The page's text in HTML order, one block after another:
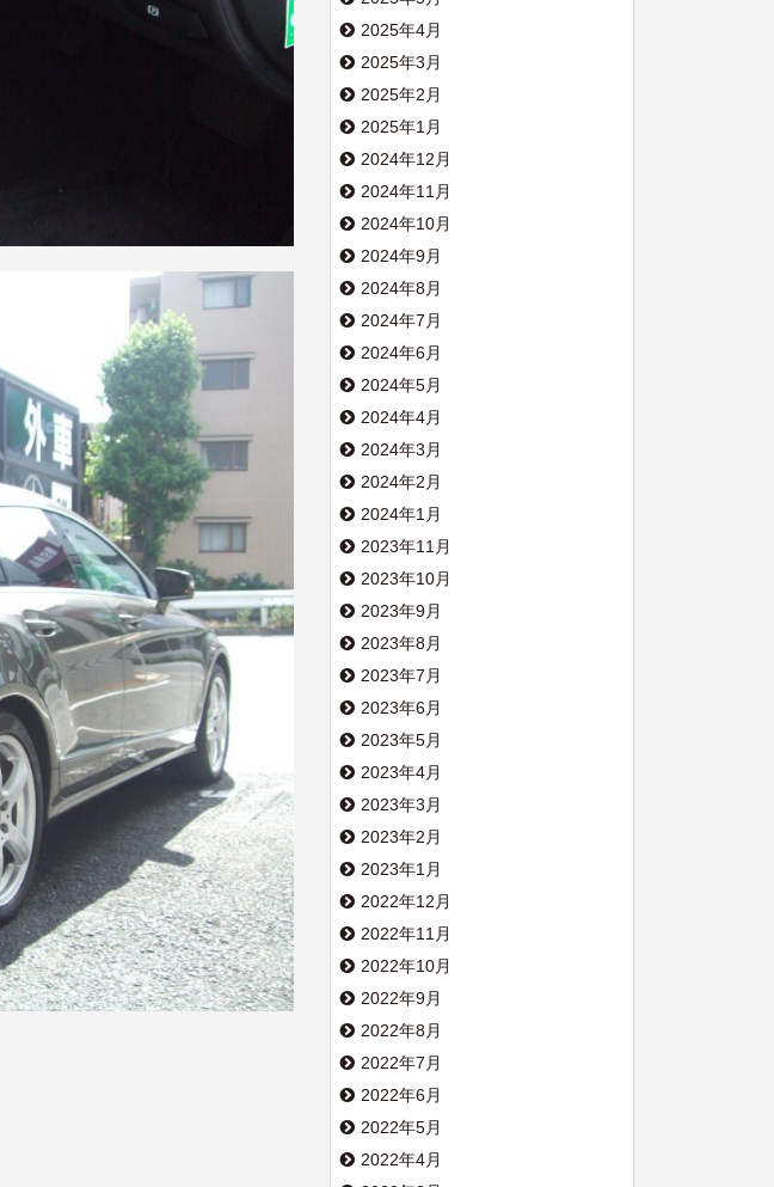
2025年4月
2025年3月
2025年2月
2025年1月
2024年12月
2024年11月
2024年10月
2024年9月
2024年8月
2024年7月
2024年6月
2024年5月
2024年4月
2024年3月
2024年2月
2024年1月
2023年11月
2023年10月
2023年9月
2023年8月
2023年7月
2023年6月
2023年5月
2023年4月
2023年3月
2023年2月
2023年1月
2022年12月
2022年11月
2022年10月
2022年9月
2022年8月
2022年7月
2022年6月
2022年5月
2022年4月